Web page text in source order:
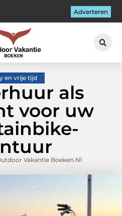
Adverteren
en vrije tijd
als
voor uw
Vakantie Boeken.nl